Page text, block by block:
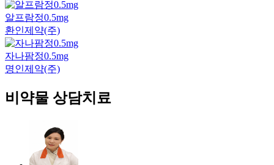
알프람정0.5mg
환인제약(주)
자나팜정0.5mg
명인제약(주)
비약물 상담치료